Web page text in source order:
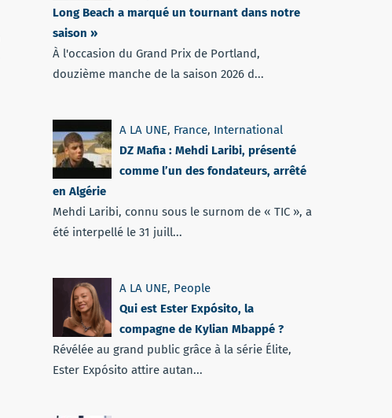
Long Beach a marqué un tournant dans notre
saison »
À l'occasion du Grand Prix de Portland,
douzième manche de la saison 2026 d...
A LA UNE, France, International
DZ Mafia : Mehdi Laribi, présenté
comme l’un des fondateurs, arrêté
en Algérie
Mehdi Laribi, connu sous le surnom de « TIC », a
été interpellé le 31 juill...
A LA UNE, People
Qui est Ester Expósito, la
compagne de Kylian Mbappé ?
Révélée au grand public grâce à la série Élite,
Ester Expósito attire autan...